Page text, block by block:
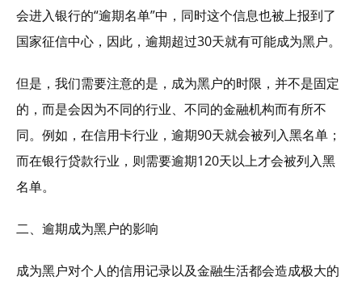
会进入银行的“逾期名单”中，同时这个信息也被上报到了
国家征信中心，因此，逾期超过30天就有可能成为黑户。
但是，我们需要注意的是，成为黑户的时限，并不是固定
的，而是会因为不同的行业、不同的金融机构而有所不
同。例如，在信用卡行业，逾期90天就会被列入黑名单；
而在银行贷款行业，则需要逾期120天以上才会被列入黑
名单。
二、逾期成为黑户的影响
成为黑户对个人的信用记录以及金融生活都会造成极大的